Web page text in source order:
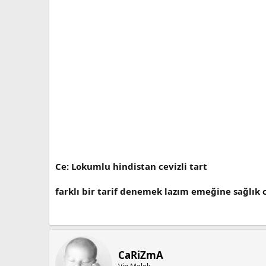
Ce: Lokumlu hindistan cevizli tart
farklı bir tarif denemek lazım emeğine sağlık
CaRiZmA